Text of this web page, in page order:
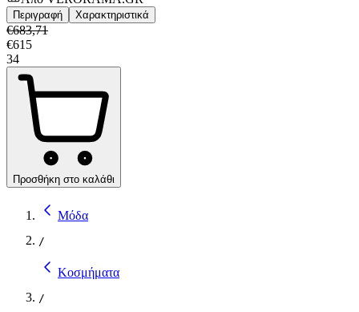
Περιγραφή Χαρακτηριστικά
€683,71
€615
34
Προσθήκη στο καλάθι
Μόδα
/
Κοσμήματα
/